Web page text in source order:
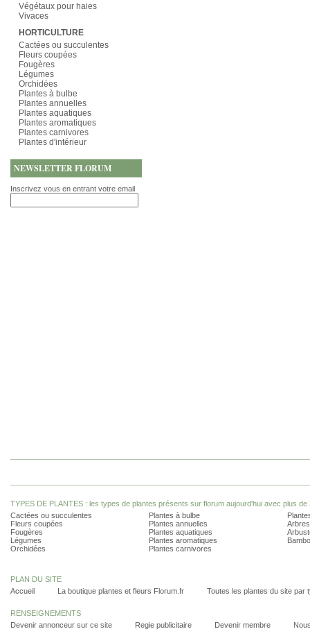
Végétaux pour haies
Vivaces
HORTICULTURE
Cactées ou succulentes
Fleurs coupées
Fougères
Légumes
Orchidées
Plantes à bulbe
Plantes annuelles
Plantes aquatiques
Plantes aromatiques
Plantes carnivores
Plantes d'intérieur
NEWSLETTER FLORUM
Inscrivez vous en entrant votre email
TYPES DE PLANTES : les types de plantes présents sur florum aujourd'hui avec plus de
Cactées ou succulentes
Fleurs coupées
Fougères
Légumes
Orchidées
Plantes à bulbe
Plantes annuelles
Plantes aquatiques
Plantes aromatiques
Plantes carnivores
PLAN DU SITE
Accueil
La boutique plantes et fleurs Florum.fr Toutes les plantes du site par
RENSEIGNEMENTS
Devenir annonceur sur ce site
Regie publicitaire Devenir membre